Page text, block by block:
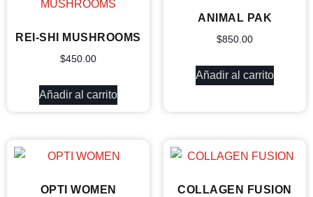
REI-SHI MUSHROOMS
$450.00
Añadir al carrito
ANIMAL PAK
$850.00
Añadir al carrito
OPTI WOMEN COLLAGEN FUSION